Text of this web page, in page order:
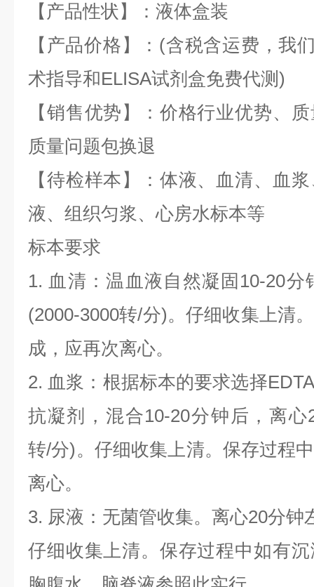
【产品性状】：液体盒装
【产品价格】：(含税含运费，我
术指导和ELISA试剂盒免费代测)
【销售优势】：价格行业优势、
质量问题包换退
【待检样本】：体液、血清、血
液、组织匀浆、心房水标本等
标本要求
1. 血清：温血液自然凝固10-20
(2000-3000转/分)。仔细收集上清
成，应再次离心。
2. 血浆：根据标本的要求选择
抗凝剂，混合10-20分钟后，离心
转/分)。仔细收集上清。保存过程
离心。
3. 尿液：无菌管收集。离心20分钟
仔细收集上清。保存过程中如有